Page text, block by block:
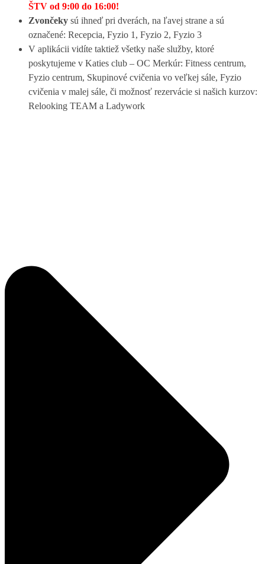
ŠTV od 9:00 do 16:00!
Zvončeky sú ihneď pri dverách, na ľavej strane a sú
označené: Recepcia, Fyzio 1, Fyzio 2, Fyzio 3
V aplikácii vidíte taktiež všetky naše služby, ktoré
poskytujeme v Katies club – OC Merkúr: Fitness centrum,
Fyzio centrum, Skupinové cvičenia vo veľkej sále, Fyzio
cvičenia v malej sále, či možnosť rezervácie si našich kurzov:
Relooking TEAM a Ladywork